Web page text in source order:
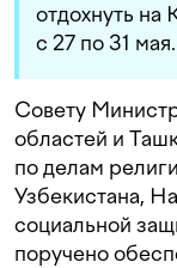
отдохнуть на
с 27 по 31 мая.
Совету
областей и
по делам
Узбекистана,
социальной
поручено